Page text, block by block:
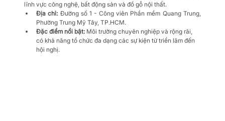
lĩnh vực công nghệ, bất động sản và đồ gỗ nội thất.
Địa chỉ: Đường số 1 - Công viên Phần mềm Quang Trung,
Phường Trung Mỹ Tây, TP.HCM.
Đặc điểm nổi bật: Môi trường chuyên nghiệp và rộng rãi,
có khả năng tổ chức đa dạng các sự kiện từ triển lãm đến
hội nghị.